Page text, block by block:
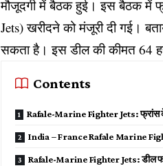
मौजूदगी में बैठक हुई। इस बैठक में
Jets) खरीदने को मंजूरी दी गई।
सकता है। इस डील की कीमत 64
Contents
Rafale-Marine Fighter Jets: फ्रांस के
India – France Rafale Marine
Rafale-Marine Fighter Jets: डील